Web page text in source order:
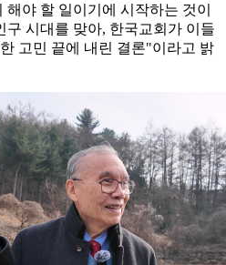
야 할 일이기에 시작하는 것이
구 시대를 맞아, 한국교회가 이들
고민 끝에 내린 결론"이라고 밝